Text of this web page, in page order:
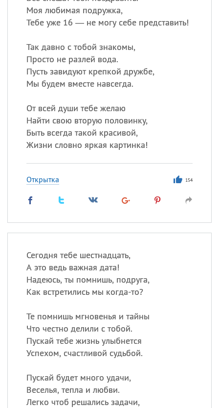
Моя любимая подружка,
Тебе уже 16 — не могу себе представить!
Так давно с тобой знакомы,
Просто не разлей вода.
Пусть завидуют крепкой дружбе,
Мы будем вместе навсегда.
От всей души тебе желаю
Найти свою вторую половинку,
Быть всегда такой красивой,
Жизни словно яркая картинка!
Открытка 154
Сегодня тебе шестнадцать,
А это ведь важная дата!
Надеюсь, ты помнишь, подруга,
Как встретились мы когда-то?
Те помнишь мгновенья и тайны
Что честно делили с тобой.
Пускай тебе жизнь улыбнется
Успехом, счастливой судьбой.
Пускай будет много удачи,
Веселья, тепла и любви.
Легко чтоб решались задачи,
09.08 День книголюбов (Book
Lovers Day)
ИМЕНА
Сегодня празднуют именины
Александр
Анна
Посмотреть значениеи